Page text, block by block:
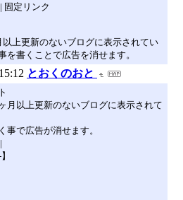
固定リンク
以上更新のないブログに表示されてい
を書くことで広告を消せます。
とおくのおと
月以上更新のないブログに表示されて
事で広告が消せます。